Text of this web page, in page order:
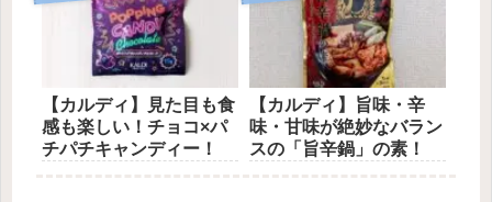
【カルディ】見た目も食
感も楽しい！チョコ×パ
チパチキャンディー！
【カルディ】旨味・辛
味・甘味が絶妙なバラン
スの「旨辛鍋」の素！